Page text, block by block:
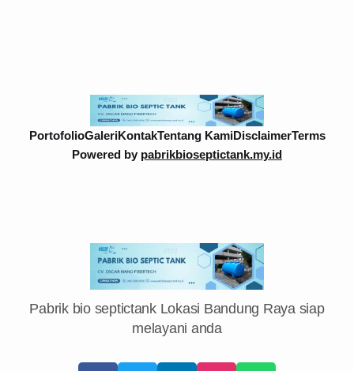
PortofolioGaleriKontakTentang KamiDisclaimerTerms
Powered by pabrikbioseptictank.my.id
Pabrik bio septictank Lokasi Bandung Raya siap
melayani anda